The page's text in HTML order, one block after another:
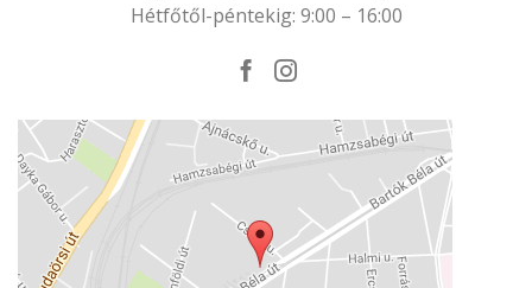
Hétfőtől-péntekig: 9:00 – 16:00